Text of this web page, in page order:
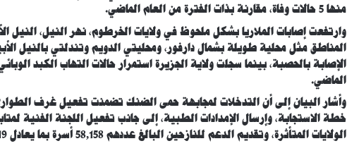
منها 5 حالات وفاة، مقارنة بذات الفترة من العام الماضي.
وارتفعت إصابات الملاريا بشكل ملحوظ في ولايات الخرطوم، نهر النيل، النيل
المناطق مثل محلية طويلة بشمال دارفور، ومحليتي الدويم وتندلتي بالنيل
الماضي.
وأشار البيان إلى أن التدخلات لمجابهة حمى الضنك تضمنت تفعيل غرف الطوارئ
خطة الاستجابة، وإرسال الإمدادات الطبية، إلى جانب تفعيل اللجنة الفنية
الولايات المتأثرة، وتقديم الدعم للنازحين البالغ عددهم 58,158 أسرة بما يعادل 227,519 فرداً.